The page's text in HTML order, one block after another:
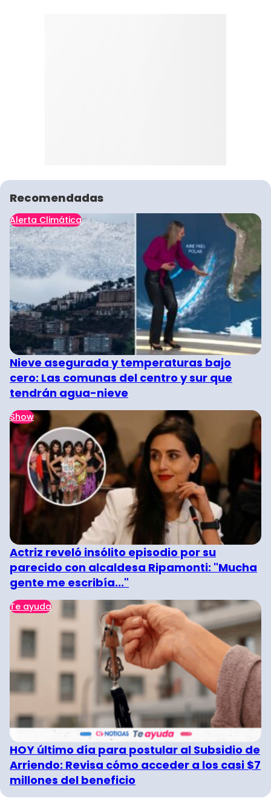
Recomendadas
Alerta Climática
Nieve asegurada y temperaturas bajo
cero: Las comunas del centro y sur que
tendrán agua-nieve
Show
Actriz reveló insólito episodio por su
parecido con alcaldesa Ripamonti: "Mucha
gente me escribía..."
Te ayuda
HOY último día para postular al Subsidio de
Arriendo: Revisa cómo acceder a los casi $7
millones del beneficio